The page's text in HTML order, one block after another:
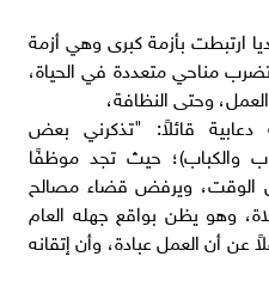
ارتبطت بأزمة كبرى وهي أزمة
مناحي متعددة في الحياة،
وحتى النظافة،
دعابية قائلاً: "تذكرني بعض
والكباب)؛ حيث تجد موظفًا
الوقت، ويرفض قضاء مصالح
وهو يظن بواقع جهله العام
عن أن العمل عبادة، وأن إتقانه